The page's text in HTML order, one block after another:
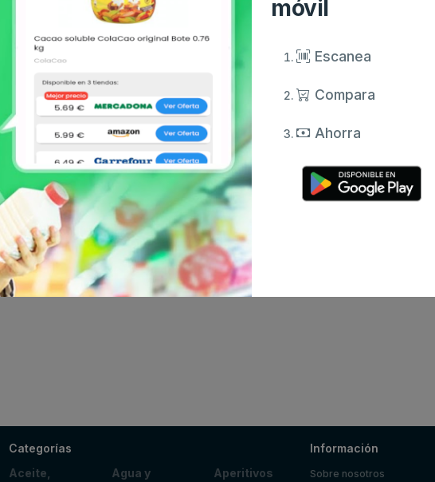
móvil
Escanea
Compara
Ahorra
Categorías
Aceite,
Agua y
Aperitivos
Información
Sobre nosotros